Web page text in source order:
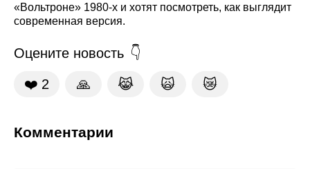
«Вольтроне» 1980-х и хотят посмотреть, как выглядит
современная версия.
Оцените новость
❤️ 2 🙏 😹 🙀 😿
Комментарии